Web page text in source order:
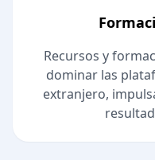
Recursos y
dominar las
extranjero,